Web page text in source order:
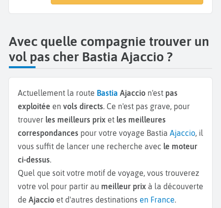
Avec quelle compagnie trouver un
vol pas cher Bastia Ajaccio ?
Actuellement la route Bastia Ajaccio n'est pas
exploitée en vols directs. Ce n'est pas grave, pour
trouver les meilleurs prix et les meilleures
correspondances pour votre voyage Bastia Ajaccio, il
vous suffit de lancer une recherche avec le moteur
ci-dessus.
Quel que soit votre motif de voyage, vous trouverez
votre vol pour partir au meilleur prix à la découverte
de Ajaccio et d'autres destinations en France.